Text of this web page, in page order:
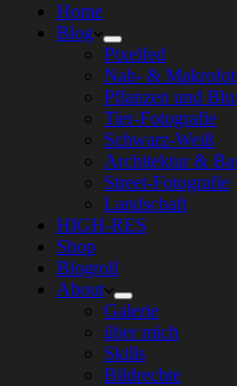
Home
Blog
Pixelfed
Nah- &
Pflanzen und
Tier-Fotografie
Schwarz-Weiß
Architektur &
Street-Fotografie
Landschaft
HIGH-RES
Shop
Blogroll
About
Galerie
über mich
Skills
Bildrechte